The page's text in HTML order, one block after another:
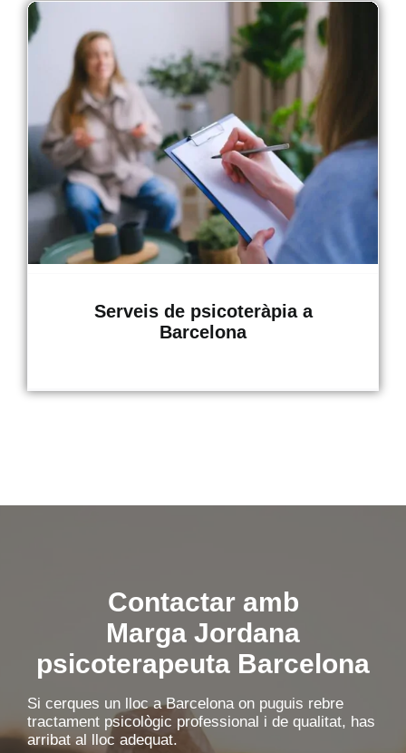
Serveis de psicoteràpia a
Barcelona
Contactar amb
Marga Jordana
psicoterapeuta Barcelona
Si cerques un lloc a Barcelona on puguis rebre
tractament psicològic professional i de qualitat, has
arribat al lloc adequat.